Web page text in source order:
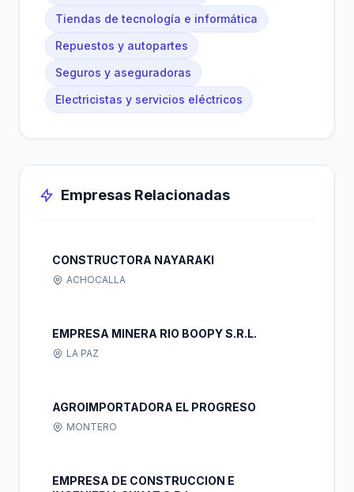
Tiendas de tecnología e informática
Repuestos y autopartes
Seguros y aseguradoras
Electricistas y servicios eléctricos
Empresas Relacionadas
CONSTRUCTORA NAYARAKI
ACHOCALLA
EMPRESA MINERA RIO BOOPY S.R.L.
LA PAZ
AGROIMPORTADORA EL PROGRESO
MONTERO
EMPRESA DE CONSTRUCCION E